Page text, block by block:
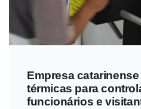
Empresa
térmicas para
funcionários e